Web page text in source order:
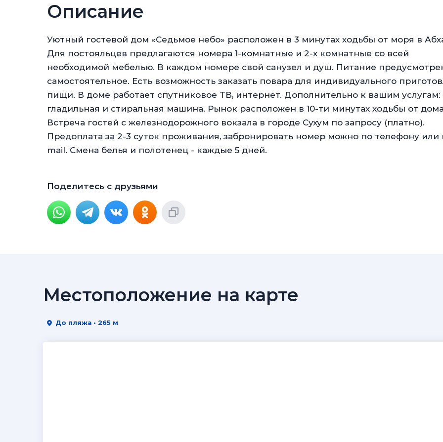
Описание
Уютный гостевой дом «Седьмое небо» расположен в 3 минутах ходьбы от моря в
Для постояльцев предлагаются номера 1-комнатные и 2-х комнатные со всей
необходимой мебелью. В каждом номере свой санузел и душ. Питание
самостоятельное. Есть возможность заказать повара для индивидуального
пищи. В доме работает спутниковое ТВ, интернет. Дополнительно к вашим услугам:
гладильная и стиральная машина. Рынок расположен в 10-ти минутах ходьбы от
Встреча гостей с железнодорожного вокзала в городе Сухум по запросу (платно).
Предоплата за 2-3 суток проживания, забронировать номер можно по телефону или
mail. Смена белья и полотенец - каждые 5 дней.
Поделитесь с друзьями
Местоположение на карте
До пляжа • 265 м